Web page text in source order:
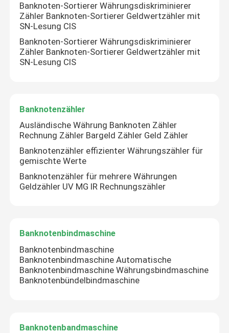
Banknoten-Sortierer Währungsdiskriminierer
Zähler Banknoten-Sortierer Geldwertzähler mit
SN-Lesung CIS
Banknoten-Sortierer Währungsdiskriminierer
Zähler Banknoten-Sortierer Geldwertzähler mit
SN-Lesung CIS
Banknotenzähler
Ausländische Währung Banknoten Zähler
Rechnung Zähler Bargeld Zähler Geld Zähler
Banknotenzähler effizienter Währungszähler für
gemischte Werte
Banknotenzähler für mehrere Währungen
Geldzähler UV MG IR Rechnungszähler
Banknotenbindmaschine
Banknotenbindmaschine
Banknotenbindmaschine Automatische
Banknotenbindmaschine Währungsbindmaschine
Banknotenbündelbindmaschine
Banknotenbandmaschine